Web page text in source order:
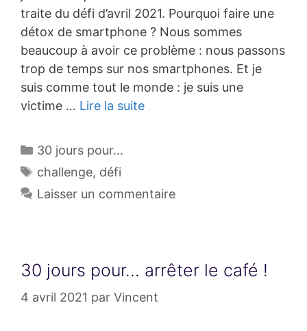
traite du défi d’avril 2021. Pourquoi faire une
détox de smartphone ? Nous sommes
beaucoup à avoir ce problème : nous passons
trop de temps sur nos smartphones. Et je
suis comme tout le monde : je suis une
victime … Lire la suite
Catégories
30 jours pour...
Étiquettes
challenge, défi
Laisser un commentaire
30 jours pour… arrêter le café !
4 avril 2021 par Vincent